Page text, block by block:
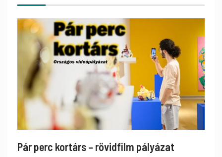
Pár perc kortárs – rövidfilm pályázat